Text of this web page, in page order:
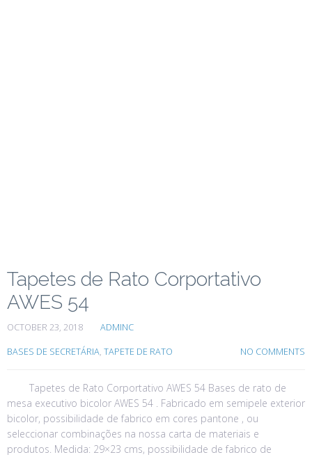
Tapetes de Rato Corportativo
AWES 54
OCTOBER 23, 2018 ADMINC
BASES DE SECRETÁRIA, TAPETE DE RATO NO COMMENTS
Tapetes de Rato Corportativo AWES 54 Bases de rato de
mesa executivo bicolor AWES 54 . Fabricado em semipele exterior
bicolor, possibilidade de fabrico em cores pantone , ou
seleccionar combinações na nossa carta de materiais e
produtos. Medida: 29×23 cms, possibilidade de fabrico de